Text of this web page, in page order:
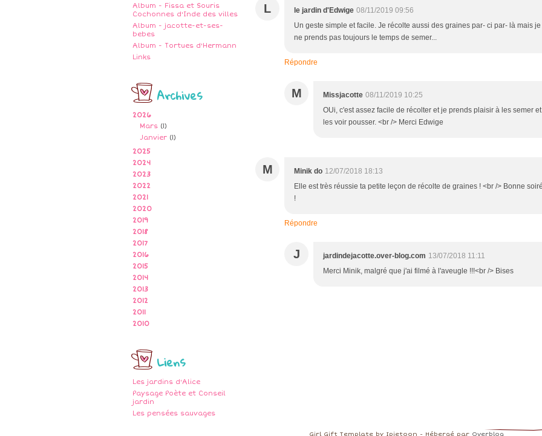
Album - Fissa et Souris
Cochonnes d'Inde des villes
Album - jacotte-et-ses-
bebes
Album - Tortues d'Hermann
Links
Archives
2026
Mars (1)
Janvier (1)
2025
2024
2023
2022
2021
2020
2019
2018
2017
2016
2015
2014
2013
2012
2011
2010
Liens
Les jardins d'Alice
Paysage Poète et Conseil
jardin
Les pensées sauvages
L le jardin d'Edwige 08/11/2019 09:56
Un geste simple et facile. Je récolte aussi des graines par- ci par- là mais je
ne prends pas toujours le temps de semer...
Répondre
M Missjacotte 08/11/2019 10:25
OUi, c'est assez facile de récolter et je prends plaisir à les semer et
les voir pousser. <br /> Merci Edwige
M Minik do 12/07/2018 18:13
Elle est très réussie ta petite leçon de récolte de graines ! <br /> Bonne
!
Répondre
J jardindejacotte.over-blog.com 13/07/2018 11:11
Merci Minik, malgré que j'ai filmé à l'aveugle !!!<br /> Bises
Girl Gift Template by Ipietoon - Hébergé par Overblog